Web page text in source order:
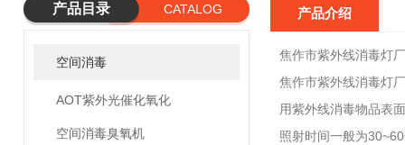
产品目录 CATALOG
空间消毒
AOT紫外光催化氧化
空间消毒臭氧机
产品介绍
焦作市紫外线消毒灯
焦作市紫外线消毒灯
用紫外线消毒物品表
照射时间一般为